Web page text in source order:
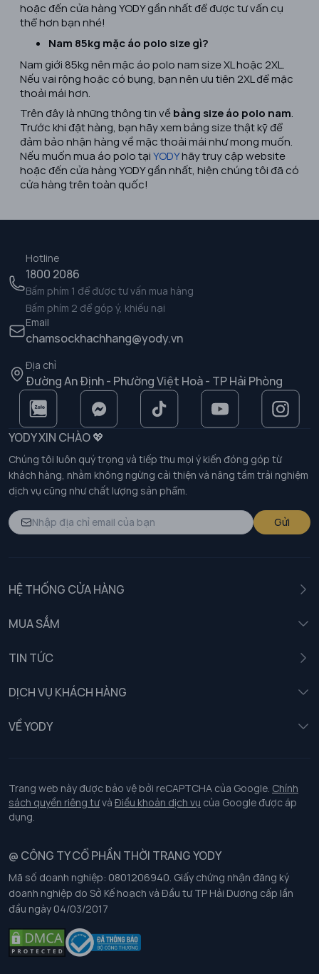
hoặc đến cửa hàng YODY gần nhất để được tư vấn cụ
thể hơn bạn nhé!
Nam 85kg mặc áo polo size gì?
Nam giới 85kg nên mặc áo polo nam size XL hoặc 2XL.
Nếu vai rộng hoặc có bụng, bạn nên ưu tiên 2XL để mặc
thoải mái hơn.
Trên đây là những thông tin về bảng size áo polo nam
Trước khi đặt hàng, bạn hãy xem bảng size thật kỹ để
đảm bảo nhận hàng về mặc thoải mái như mong muốn.
Nếu muốn mua áo polo tại YODYhãy truy cập website
hoặc đến cửa hàng YODY gần nhất, hiện chúng tôi đã có
cửa hàng trên toàn quốc!
Hotline
1800 2086
Bấm phím 1 để được tư vấn mua hàng
Bấm phím 2 để góp ý, khiếu nại
Email
chamsockhachhang@yody.vn
Địa chỉ
Đường An Định - Phường Việt Hoà - TP Hải Phòng
YODY XIN CHÀO 💖
Chúng tôi luôn quý trọng và tiếp thu mọi ý kiến đóng góp từ
khách hàng, nhằm không ngừng cải thiện và nâng tầm trải nghiệm
dịch vụ cũng như chất lượng sản phẩm.
Gửi
HỆ THỐNG CỬA HÀNG
MUA SẮM
TIN TỨC
DỊCH VỤ KHÁCH HÀNG
Chính sách khách hàng thân thiết
Chính sách bảo vệ dữ liệu cá nhân
Chính sách thanh toán, giao nhận
Chính sách chất lượng và an toàn sức khoẻ nghề nghiệp
Chính sách đơn đồng phục
Hướng dẫn chọn kích thước
VỀ YODY
Tuyển dụng
Trang web này được bảo vệ bởi reCAPTCHA của Google. Chính
sách quyền riêng tưvà Điều khoản dịch vụ của Google được áp
dụng.
@ CÔNG TY CỔ PHẦN THỜI TRANG YODY
Mã số doanh nghiệp: 0801206940. Giấy chứng nhận đăng ký
doanh nghiệp do Sở Kế hoạch và Đầu tư TP Hải Dương cấp lần
đầu ngày 04/03/2017